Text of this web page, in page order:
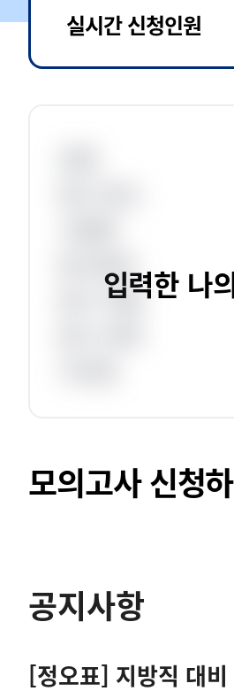
실시간 신청인원
입력한 나
응시번호
응시 직렬
모의고사 신청
공지사항